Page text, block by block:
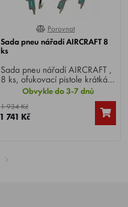
0%
Porovnat
Sada pneu nářadí AIRCRAFT 8
ks
Sada pneu nářadí AIRCRAFT ,
8 ks, ofukovací pistole krátká,
pneuhustič SD, kvalitní
spirálová tlaková hadice z
polyuretanu, stříkací pistole,
mlžící pistole, třídílná sada
Obvykle do 3-7 dnů
1 934 Kč
1 741 Kč